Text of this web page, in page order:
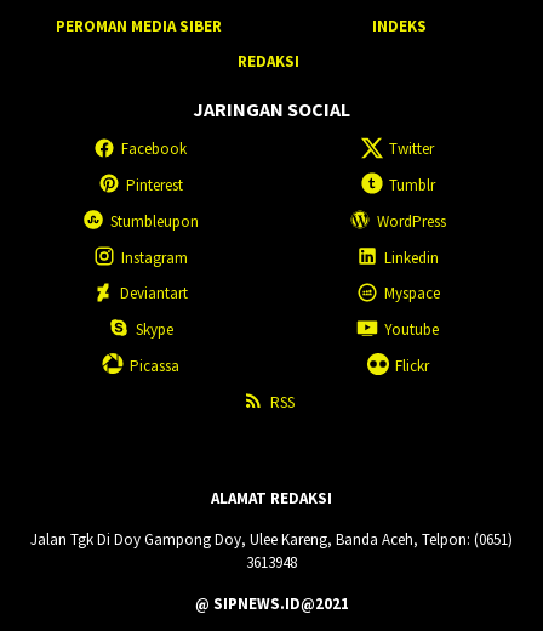
PEROMAN MEDIA SIBER
INDEKS
REDAKSI
JARINGAN SOCIAL
Facebook
Twitter
Pinterest
Tumblr
Stumbleupon
WordPress
Instagram
Linkedin
Deviantart
Myspace
Skype
Youtube
Picassa
Flickr
RSS
ALAMAT REDAKSI
Jalan Tgk Di Doy Gampong Doy, Ulee Kareng, Banda Aceh, Telpon: (0651)
3613948
@ SIPNEWS.ID@2021